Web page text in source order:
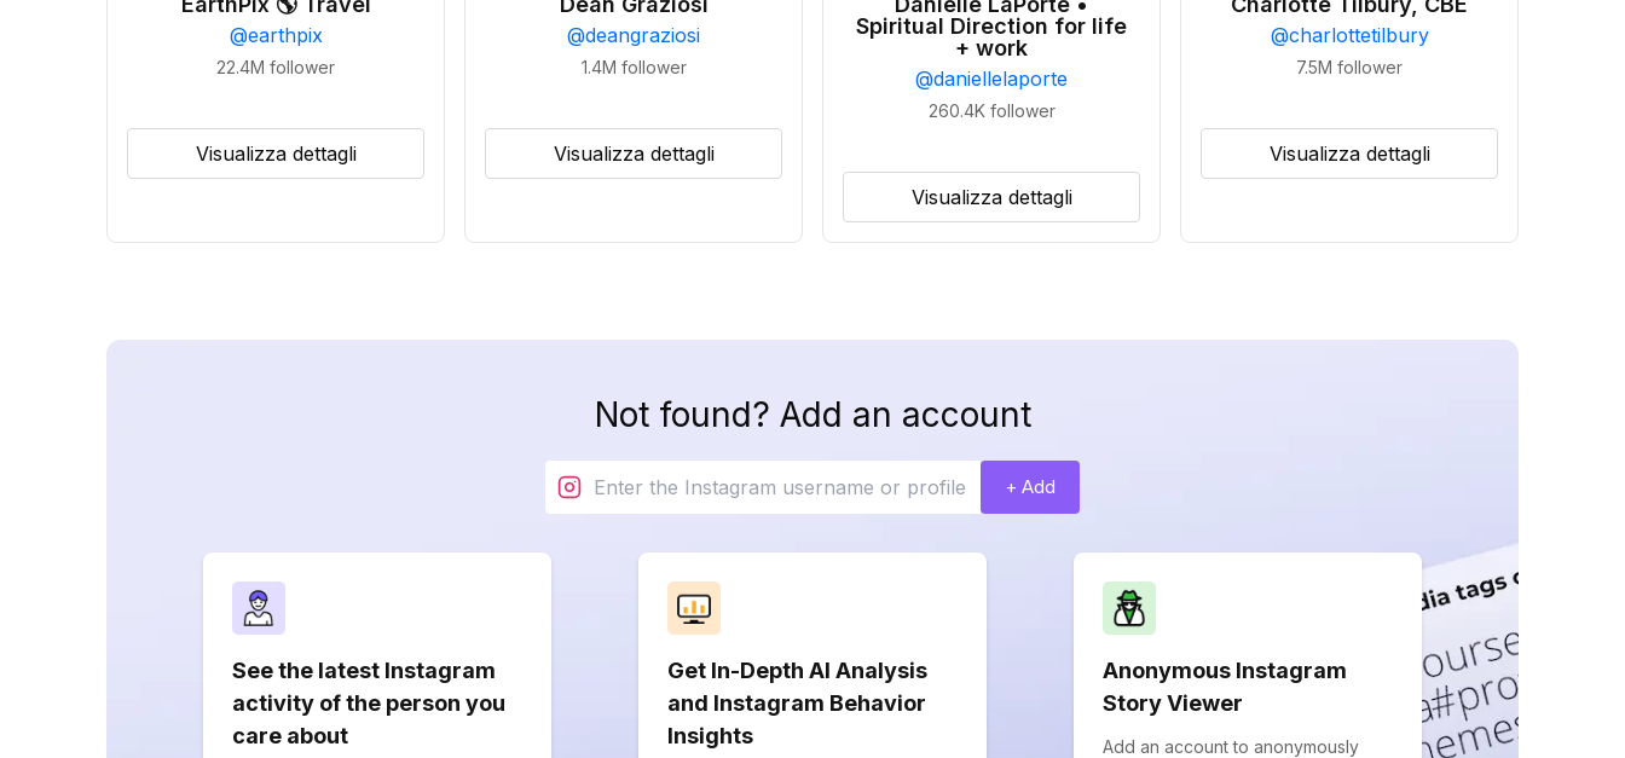
@earthpix
22.4M follower
Visualizza dettagli
@deangraziosi
1.4M follower
Visualizza dettagli
Spiritual Direction for life
+ work
@daniellelaporte
260.4K follower
Visualizza dettagli
@charlottetilbury
7.5M follower
Visualizza dettagli
Not found? Add an account
+ Add
See the latest Instagram
activity of the person you
care about
Get In-Depth AI Analysis
and Instagram Behavior
Insights
Anonymous Instagram
Story Viewer
Add an account to anonymously